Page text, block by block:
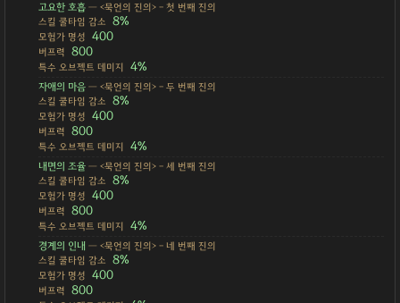
고요한 호흡— <묵언의 진의> - 첫 번째 진의
스킬 쿨타임 감소
8%
모험가 명성 400
버프력 800
특수 오브젝트 데미지 4%
자애의 마음— <묵언의 진의> - 두 번째 진의
스킬 쿨타임 감소
8%
모험가 명성 400
버프력 800
특수 오브젝트 데미지 4%
내면의 조율— <묵언의 진의> - 세 번째 진의
스킬 쿨타임 감소
8%
모험가 명성 400
버프력 800
특수 오브젝트 데미지 4%
경계의 인내— <묵언의 진의> - 네 번째 진의
스킬 쿨타임 감소
8%
모험가 명성 400
버프력 800